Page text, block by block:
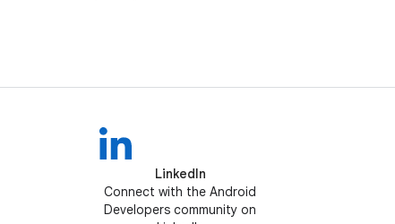
LinkedIn
Connect with the Android
Developers community on